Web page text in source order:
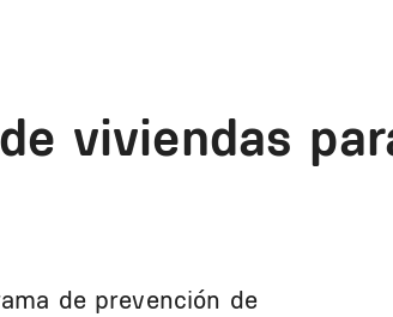
viviendas
de prevención de